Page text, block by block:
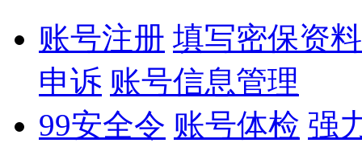
账号注册 填写密保资料
申诉 账号信息管理
99安全令 账号体检 强